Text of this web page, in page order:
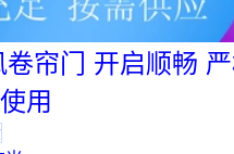
帘门 开启顺畅
用